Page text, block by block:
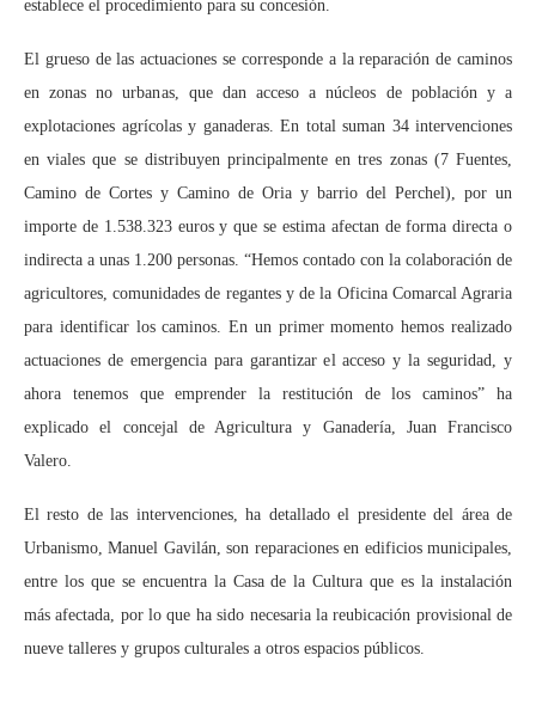
establece el procedimiento para su concesión.
El grueso de las actuaciones se corresponde a la reparación de caminos
en zonas no urbanas, que dan acceso a núcleos de población y a
explotaciones agrícolas y ganaderas. En total suman 34 intervenciones
en viales que se distribuyen principalmente en tres zonas (7 Fuentes,
Camino de Cortes y Camino de Oria y barrio del Perchel), por un
importe de 1.538.323 euros y que se estima afectan de forma directa o
indirecta a unas 1.200 personas. “Hemos contado con la colaboración de
agricultores, comunidades de regantes y de la Oficina Comarcal Agraria
para identificar los caminos. En un primer momento hemos realizado
actuaciones de emergencia para garantizar el acceso y la seguridad, y
ahora tenemos que emprender la restitución de los caminos” ha
explicado el concejal de Agricultura y Ganadería, Juan Francisco
Valero.
El resto de las intervenciones, ha detallado el presidente del área de
Urbanismo, Manuel Gavilán, son reparaciones en edificios municipales,
entre los que se encuentra la Casa de la Cultura que es la instalación
más afectada, por lo que ha sido necesaria la reubicación provisional de
nueve talleres y grupos culturales a otros espacios públicos.